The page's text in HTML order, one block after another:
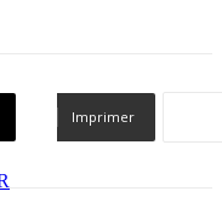
Imprimer